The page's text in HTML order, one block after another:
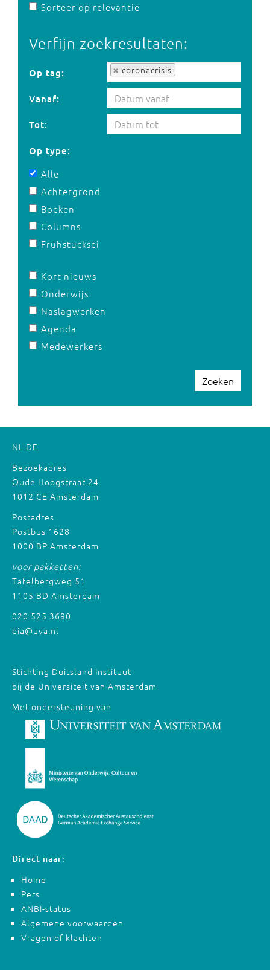
Sorteer op relevantie
Verfijn zoekresultaten:
Op tag: coronacrisis
Op tag:
Vanaf:
Tot:
Op type:
Alle
Achtergrond
Boeken
Columns
Frühstücksei
Kort nieuws
Onderwijs
Naslagwerken
Agenda
Medewerkers
Zoeken
NL DE
Bezoekadres
Oude Hoogstraat 24
1012 CE Amsterdam
Postadres
Postbus 1628
1000 BP Amsterdam
voor pakketten:
Tafelbergweg 51
1105 BD Amsterdam
020 525 3690
dia@uva.nl
Stichting Duitsland Instituut
bij de Universiteit van Amsterdam
Met ondersteuning van
Direct naar:
Home
Pers
ANBI-status
Algemene voorwaarden
Vragen of klachten